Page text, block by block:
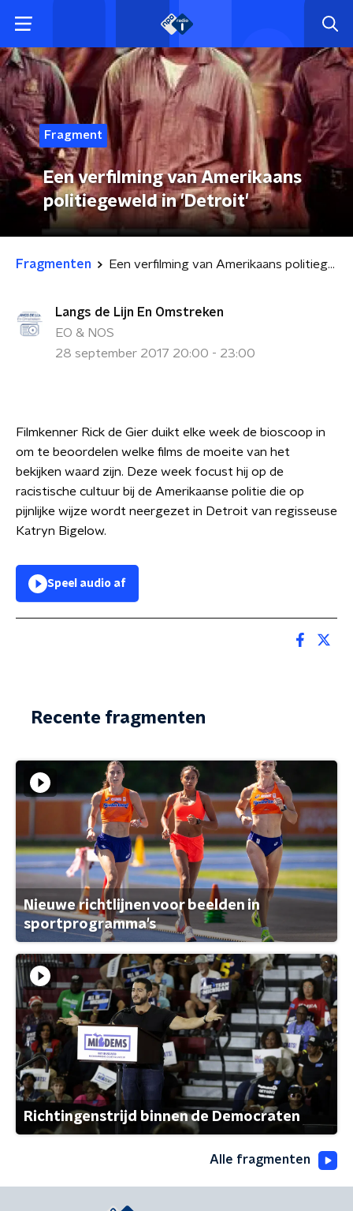
Fragment
Een verfilming van Amerikaans
politiegeweld in 'Detroit'
Fragmenten Een verfilming van Amerikaans politiegeweld in 'Detroit'
Langs de Lijn En Omstreken
EO & NOS
28 september 2017 20:00 - 23:00
Filmkenner Rick de Gier duikt elke week de bioscoop in
om te beoordelen welke films de moeite van het
bekijken waard zijn. Deze week focust hij op de
racistische cultuur bij de Amerikaanse politie die op
pijnlijke wijze wordt neergezet in Detroit van regisseuse
Katryn Bigelow.
Speel audio af
Recente fragmenten
Nieuwe richtlijnen voor beelden in
sportprogramma's
Richtingenstrijd binnen de Democraten
Alle fragmenten